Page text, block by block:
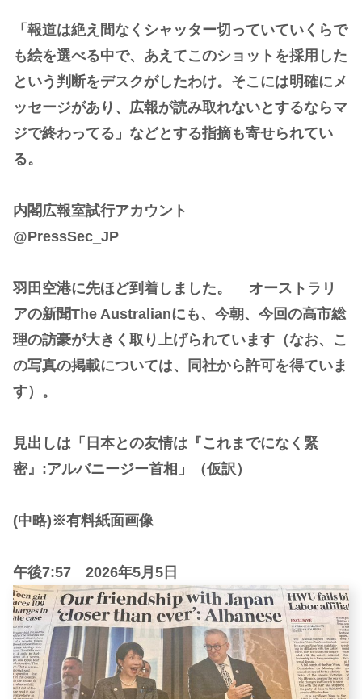
「報道は絶え間なくシャッター切っていていくらで
も絵を選べる中で、あえてこのショットを採用した
という判断をデスクがしたわけ。そこには明確にメ
ッセージがあり、広報が読み取れないとするならマ
ジで終わってる」などとする指摘も寄せられてい
る。
内閣広報室試行アカウント
@PressSec_JP
羽田空港に先ほど到着しました。 オーストラリ
アの新聞The Australianにも、今朝、今回の高市総
理の訪豪が大きく取り上げられています（なお、こ
の写真の掲載については、同社から許可を得ていま
す）。
見出しは「日本との友情は『これまでになく緊
密』:アルバニージー首相」（仮訳）
(中略)※有料紙面画像
午後7:57 2026年5月5日